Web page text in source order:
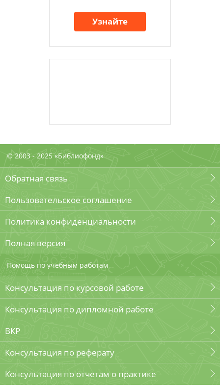
Узнайте
© 2003 - 2025 «Библиофонд»
Обратная связь
Пользовательское соглашение
Политика конфиденциальности
Полная версия
Помощь по учебным работам
Консультация по курсовой работе
Консультация по дипломной работе
ВКР
Консультация по реферату
Консультация по отчетам о практике